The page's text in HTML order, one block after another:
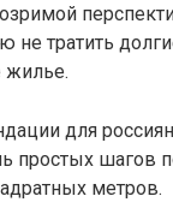
тратить
жилье.
для
простых шагов
метров.